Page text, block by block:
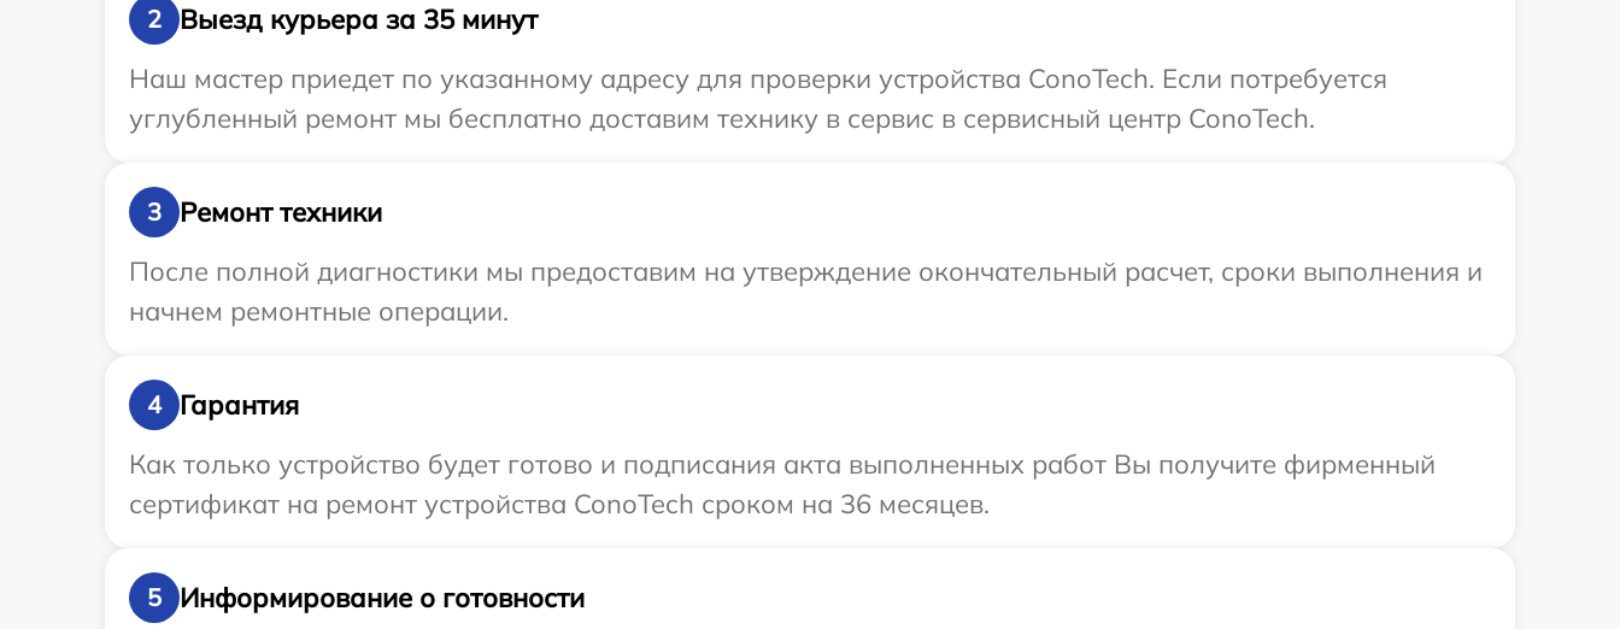
2
Выезд курьера за 35 минут
Наш мастер приедет по указанному адресу для проверки устройства ConoTech. Если потребуется
углубленный ремонт мы бесплатно доставим технику в сервис в сервисный центр ConoTech.
3
Ремонт техники
После полной диагностики мы предоставим на утверждение окончательный расчет, сроки выполнения и
начнем ремонтные операции.
4
Гарантия
Как только устройство будет готово и подписания акта выполненных работ Вы получите фирменный
сертификат на ремонт устройства ConoTech сроком на 36 месяцев.
5
Информирование о готовности